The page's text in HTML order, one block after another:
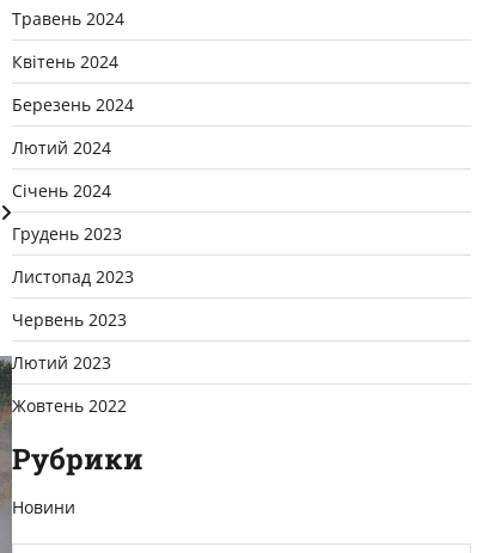
Травень 2024
Квітень 2024
Березень 2024
Лютий 2024
Січень 2024
Грудень 2023
Листопад 2023
Червень 2023
Лютий 2023
Жовтень 2022
Рубрики
Новини